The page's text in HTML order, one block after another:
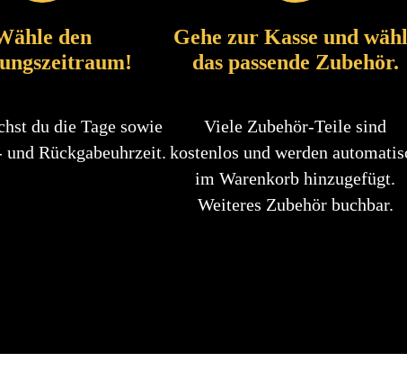
den
du die Tage sowie
und Rückgabeuhrzeit.
Gehe zur Kasse und
das passende Zubehör.
Viele Zubehör-Teile sind
kostenlos und werden
im Warenkorb hinzugefügt.
Weiteres Zubehör buchbar.